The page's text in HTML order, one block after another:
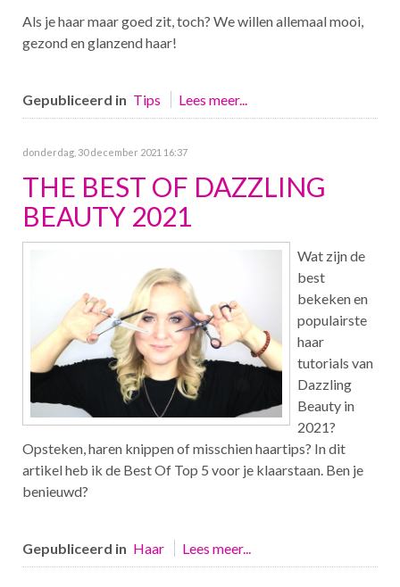
Als je haar maar goed zit, toch? We willen allemaal mooi,
gezond en glanzend haar!
Gepubliceerd in Tips Lees meer...
donderdag, 30 december 2021 16:37
THE BEST OF DAZZLING
BEAUTY 2021
Wat zijn de
best
bekeken en
populairste
haar
tutorials van
Dazzling
Beauty in
2021?
Opsteken, haren knippen of misschien haartips? In dit
artikel heb ik de Best Of Top 5 voor je klaarstaan. Ben je
benieuwd?
Gepubliceerd in Haar Lees meer...